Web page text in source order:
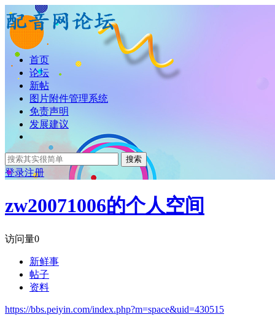
首页
论坛
新帖
图片附件管理系统
免责声明
发展建议
搜索
登录注册
zw20071006的个人空间
访问量0
新鲜事
帖子
资料
https://bbs.peiyin.com/index.php?m=space&uid=430515